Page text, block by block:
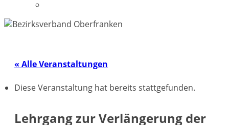
« Alle Veranstaltungen
Diese Veranstaltung hat bereits stattgefunden.
Lehrgang zur Verlängerung der